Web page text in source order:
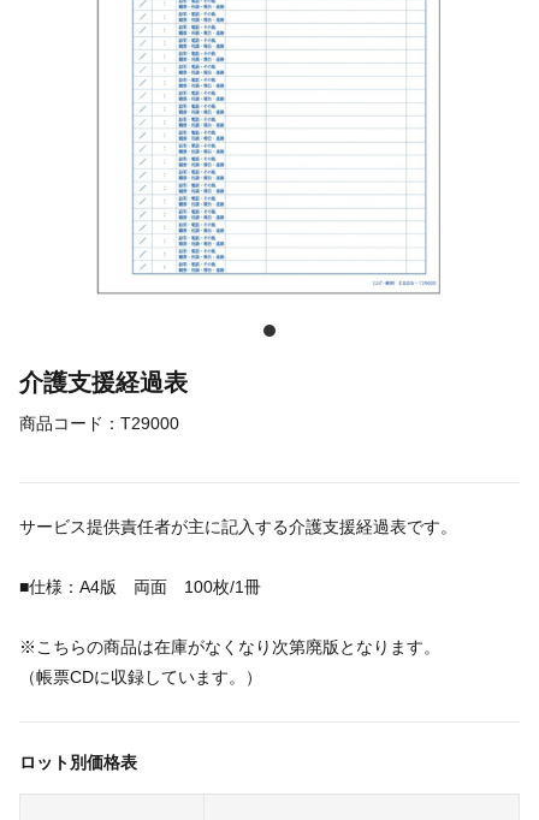
介護支援経過表
商品コード： T29000
サービス提供責任者が主に記入する介護支援経過表です。
■仕様：A4版 両面 100枚/1冊
※こちらの商品は在庫がなくなり次第廃版となります。
（帳票CDに収録しています。）
ロット別価格表